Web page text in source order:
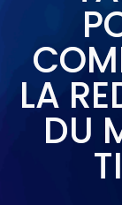
LA
DU